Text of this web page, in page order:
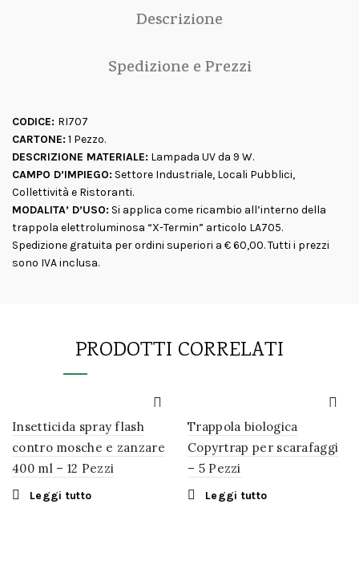
Descrizione
Spedizione e Prezzi
CODICE: RI707
CARTONE: 1 Pezzo.
DESCRIZIONE MATERIALE: Lampada UV da 9 W.
CAMPO D’IMPIEGO: Settore Industriale, Locali Pubblici,
Collettività e Ristoranti.
MODALITA’ D’USO: Si applica come ricambio all’interno della
trappola elettroluminosa “X-Termin” articolo LA705.
Spedizione gratuita per ordini superiori a € 60,00. Tutti i prezzi
sono IVA inclusa.
PRODOTTI CORRELATI
Insetticida spray flash
contro mosche e zanzare
400 ml – 12 Pezzi
Leggi tutto
Trappola biologica
Copyrtrap per scarafaggi
– 5 Pezzi
Leggi tutto